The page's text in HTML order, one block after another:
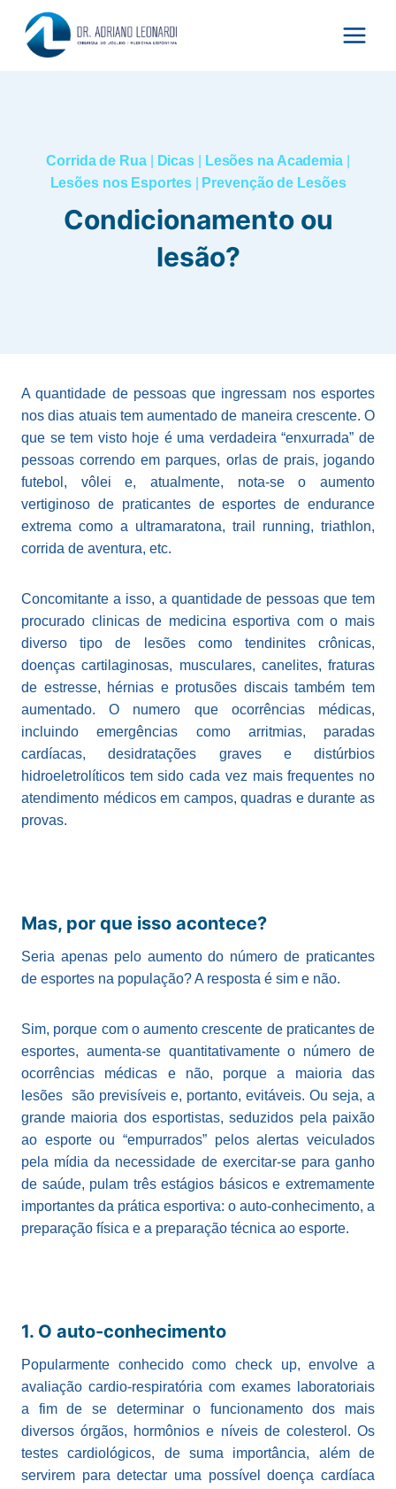
para
Corrida de Rua| Dicas Lesões na Academia|
Lesões nos Esportes| Prevenção de Lesões
Condicionamento ou
lesão?
A quantidade de pessoas que ingressam nos esportes
nos dias atuais tem aumentado de maneira crescente. O
que se tem visto hoje é uma verdadeira “enxurrada” de
pessoas correndo em parques, orlas de prais, jogando
futebol, vôlei e, atualmente, nota-se o aumento
vertiginoso de praticantes de esportes de endurance
extrema como a ultramaratona, trail running, triathlon,
corrida de aventura, etc.
Concomitante a isso, a quantidade de pessoas que tem
procurado clinicas de medicina esportiva com o mais
diverso tipo de lesões como tendinites crônicas,
doenças cartilaginosas, musculares, canelites, fraturas
de estresse, hérnias e protusões discais também tem
aumentado. O numero que ocorrências médicas,
incluindo emergências como arritmias, paradas
cardíacas, desidratações graves e distúrbios
hidroeletrolíticos tem sido cada vez mais frequentes no
atendimento médicos em campos, quadras e durante as
provas.
Mas, por que isso acontece?
Seria apenas pelo aumento do número de praticantes
de esportes na população? A resposta é sim e não.
Sim, porque com o aumento crescente de praticantes de
esportes, aumenta-se quantitativamente o número de
ocorrências médicas e não, porque a maioria das
lesões são previsíveis e, portanto, evitáveis. Ou seja, a
grande maioria dos esportistas, seduzidos pela paixão
ao esporte ou “empurrados” pelos alertas veiculados
pela mídia da necessidade de exercitar-se para ganho
de saúde, pulam três estágios básicos e extremamente
importantes da prática esportiva: o auto-conhecimento, a
preparação física e a preparação técnica ao esporte.
1. O auto-conhecimento
Popularmente conhecido como check up, envolve a
avaliação cardio-respiratória com exames laboratoriais
a fim de se determinar o funcionamento dos mais
diversos órgãos, hormônios e níveis de colesterol. Os
testes cardiológicos, de suma importância, além de
servirem para detectar uma possível doença cardíaca